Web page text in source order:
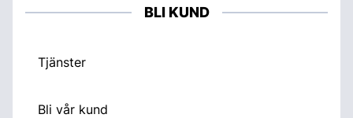
BLI KUND
Tjänster
Bli vår kund